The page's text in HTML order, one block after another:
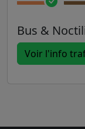
Bus &
Voir l'info